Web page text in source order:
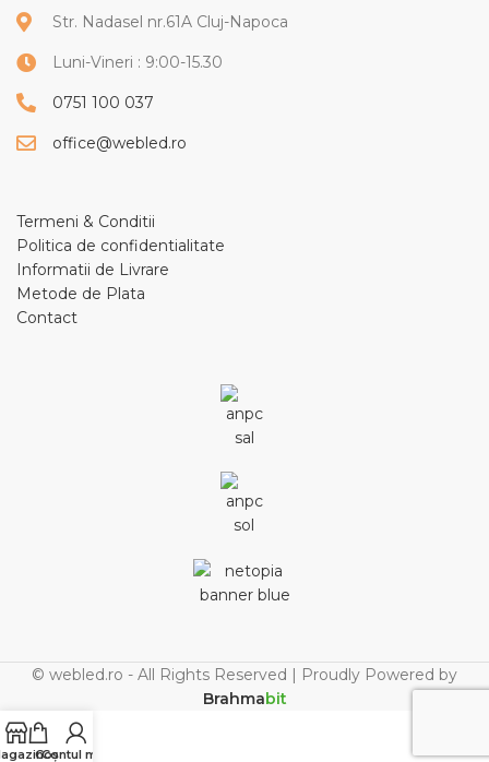
Str. Nadasel nr.61A Cluj-Napoca
Luni-Vineri : 9:00-15.30
0751 100 037
office@webled.ro
Termeni & Conditii
Politica de confidentialitate
Informatii de Livrare
Metode de Plata
Contact
© webled.ro - All Rights Reserved | Proudly Powered by
Brahmabit
Coș
Contul meu